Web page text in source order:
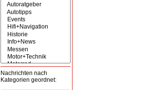
Nachrichten nach
Kategorien geordnet: